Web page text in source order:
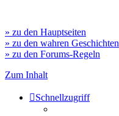
» zu den Hauptseiten
» zu den wahren Geschichten
» zu den Forums-Regeln
Zum Inhalt
Schnellzugriff